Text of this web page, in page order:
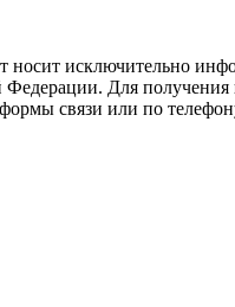
исключительно
Федерации. Для
связи или по